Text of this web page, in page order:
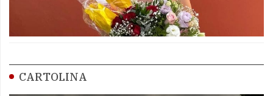
CARTOLINA